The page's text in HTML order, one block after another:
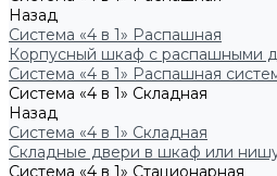
Назад
Система «4 в 1» Распашная
Корпусный шкаф с распашными
Система «4 в 1» Распашная
Система «4 в 1» Складная
Назад
Система «4 в 1» Складная
Складные двери в шкаф или
Система «4 в 1» Стационарная